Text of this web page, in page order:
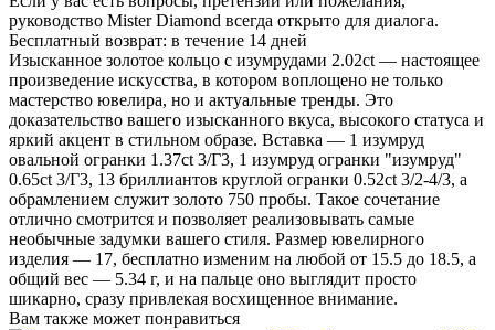
руководство Mister Diamond всегда открыто для диалога.
Бесплатный возврат: в течение 14 дней
Изысканное золотое кольцо с изумрудами 2.02ct — настоящее
произведение искусства, в котором воплощено не только
мастерство ювелира, но и актуальные тренды. Это
доказательство вашего изысканного вкуса, высокого статуса и
яркий акцент в стильном образе. Вставка — 1 изумруд
овальной огранки 1.37ct 3/Г3, 1 изумруд огранки "изумруд"
0.65ct 3/Г3, 13 бриллиантов круглой огранки 0.52ct 3/2-4/3, а
обрамлением служит золото 750 пробы. Такое сочетание
отлично смотрится и позволяет реализовывать самые
необычные задумки вашего стиля. Размер ювелирного
изделия — 17, бесплатно изменим на любой от 15.5 до 18.5, а
общий вес — 5.34 г, и на пальце оно выглядит просто
шикарно, сразу привлекая восхищенное внимание.
Вам также может понравиться